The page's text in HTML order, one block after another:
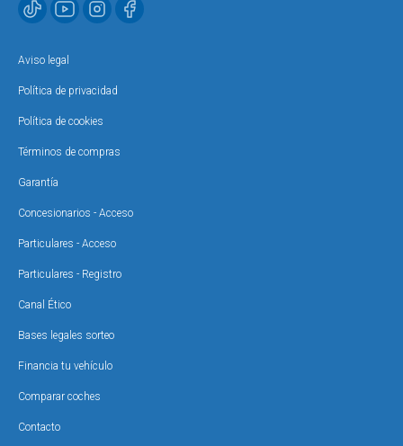
Aviso legal
Política de privacidad
Política de cookies
Términos de compras
Garantía
Concesionarios - Acceso
Particulares - Acceso
Particulares - Registro
Canal Ético
Bases legales sorteo
Financia tu vehículo
Comparar coches
Contacto